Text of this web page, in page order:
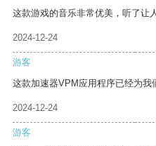
这款游戏的音乐非常优美，听了让
2024-12-24
游客
这款加速器VPM应用程序已经为我
2024-12-24
游客